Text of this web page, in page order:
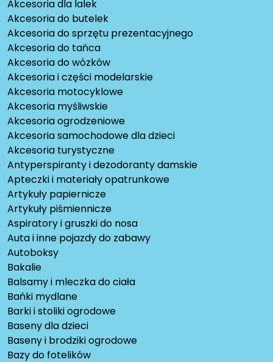
Akcesoria dla lalek
Akcesoria do butelek
Akcesoria do sprzętu prezentacyjnego
Akcesoria do tańca
Akcesoria do wózków
Akcesoria i części modelarskie
Akcesoria motocyklowe
Akcesoria myśliwskie
Akcesoria ogrodzeniowe
Akcesoria samochodowe dla dzieci
Akcesoria turystyczne
Antyperspiranty i dezodoranty damskie
Apteczki i materiały opatrunkowe
Artykuły papiernicze
Artykuły piśmiennicze
Aspiratory i gruszki do nosa
Auta i inne pojazdy do zabawy
Autoboksy
Bakalie
Balsamy i mleczka do ciała
Bańki mydlane
Barki i stoliki ogrodowe
Baseny dla dzieci
Baseny i brodziki ogrodowe
Bazy do fotelików